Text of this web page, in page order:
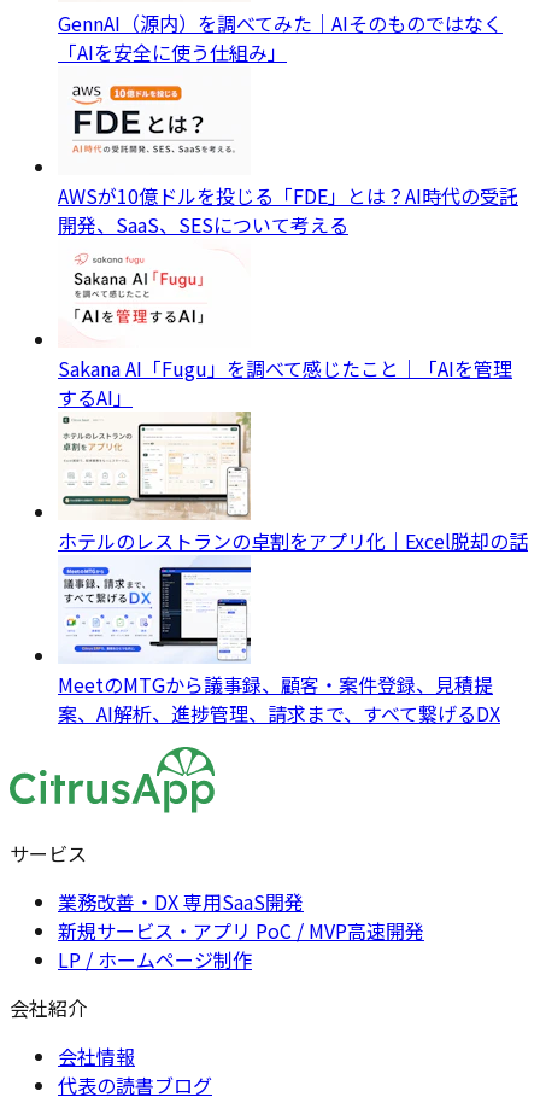
GennAI（源内）を調べてみた｜AIそのものではなく
「AIを安全に使う仕組み」
AWSが10億ドルを投じる「FDE」とは？AI時代の受託
開発、SaaS、SESについて考える
Sakana AI「Fugu」を調べて感じたこと｜「AIを管理
するAI」
ホテルのレストランの卓割をアプリ化｜Excel脱却の話
MeetのMTGから議事録、顧客・案件登録、見積提
案、AI解析、進捗管理、請求まで、すべて繋げるDX
サービス
業務改善・DX 専用SaaS開発
新規サービス・アプリ PoC / MVP高速開発
LP / ホームページ制作
会社紹介
会社情報
代表の読書ブログ